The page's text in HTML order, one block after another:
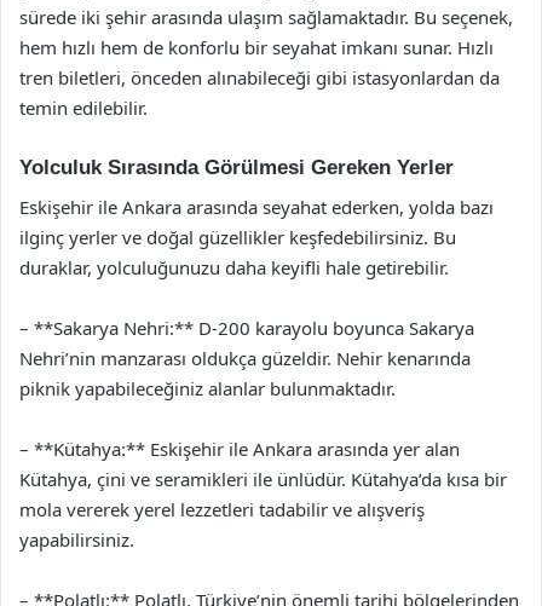
sürede iki şehir arasında ulaşım sağlamaktadır. Bu seçenek,
hem hızlı hem de konforlu bir seyahat imkanı sunar. Hızlı
tren biletleri, önceden alınabileceği gibi istasyonlardan da
temin edilebilir.
Yolculuk Sırasında Görülmesi Gereken Yerler
Eskişehir ile Ankara arasında seyahat ederken, yolda bazı
ilginç yerler ve doğal güzellikler keşfedebilirsiniz. Bu
duraklar, yolculuğunuzu daha keyifli hale getirebilir.
– **Sakarya Nehri:** D-200 karayolu boyunca Sakarya
Nehri’nin manzarası oldukça güzeldir. Nehir kenarında
piknik yapabileceğiniz alanlar bulunmaktadır.
– **Kütahya:** Eskişehir ile Ankara arasında yer alan
Kütahya, çini ve seramikleri ile ünlüdür. Kütahya’da kısa bir
mola vererek yerel lezzetleri tadabilir ve alışveriş
yapabilirsiniz.
– **Polatlı:** Polatlı, Türkiye’nin önemli tarihi bölgelerinden